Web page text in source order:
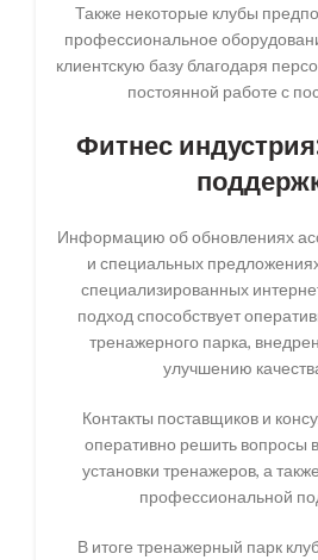
Также некоторые клубы
профессиональное
клиентскую базу благодаря
постоянной работе с
Фитнес
Информацию об обновлениях
и специальных
специализированных
подход способствует
тренажерного парка,
улучшению
Контакты поставщиков и
оперативно решить вопросы
установки тренажеров, а
профессиональной
В итоге тренажерный парк